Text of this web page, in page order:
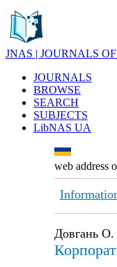
JNAS | JOURNALS
JOURNALS
BROWSE
SEARCH
SUBJECTS
LibNAS UA
web address
Довгань